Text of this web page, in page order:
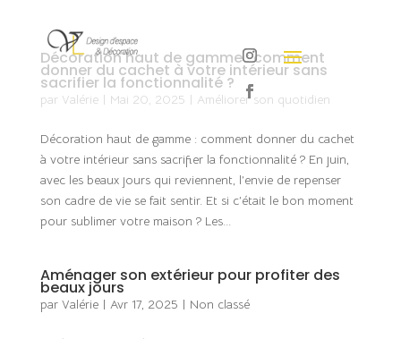
Décoration haut de gamme : comment
donner du cachet à votre intérieur sans
sacrifier la fonctionnalité ?
par Valérie| Mai 20, 2025 | Améliorer son quotidien
Décoration haut de gamme : comment donner du cachet
à votre intérieur sans sacrifier la fonctionnalité ? En juin,
avec les beaux jours qui reviennent, l’envie de repenser
son cadre de vie se fait sentir. Et si c’était le bon moment
pour sublimer votre maison ? Les...
Aménager son extérieur pour profiter des
beaux jours
par Valérie| Avr 17, 2025 | Non classé